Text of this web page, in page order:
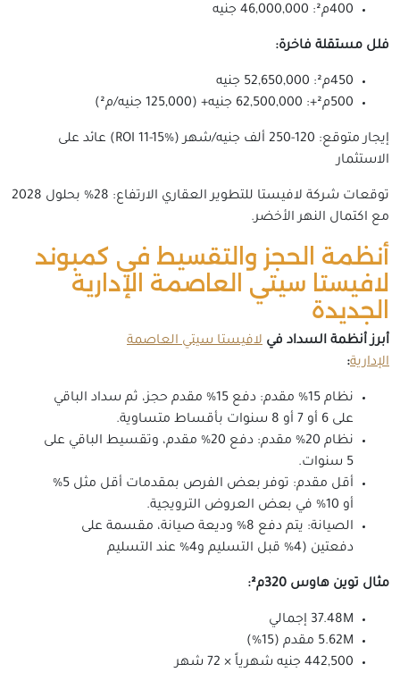
400م²: 46,000,000 جنيه
فلل مستقلة فاخرة:
450م²: 52,650,000 جنيه
500م²+: 62,500,000 جنيه+ (125,000 جنيه/م²)
إيجار متوقع: 120-250 ألف جنيه/شهر (ROI 11-15%) عائد على
الاستثمار
توقعات شركة لافيستا للتطوير العقاري الارتفاع: 28% بحلول 2028
مع اكتمال النهر الأخضر.
أنظمة الحجز والتقسيط في كمبوند
لافيستا سيتي العاصمة الإدارية
الجديدة
أبرز أنظمة السداد فيلافيستا سيتي العاصمة
الإدارية:
نظام 15% مقدم: دفع 15% مقدم حجز، ثم سداد الباقي
على 6 أو 7 أو 8 سنوات بأقساط متساوية.
نظام 20% مقدم: دفع 20% مقدم، وتقسيط الباقي على
أقل مقدم: توفر بعض الفرص بمقدمات أقل مثل 5%
أو 10% في بعض العروض الترويجية.
الصيانة: يتم دفع 8% وديعة صيانة، مقسمة على
دفعتين (4% قبل التسليم و4% عند التسليم
مثال توين هاوس 320م²:
37.48M إجمالي
5.62M مقدم (15%)
442,500 جنيه شهرياً × 72 شهر